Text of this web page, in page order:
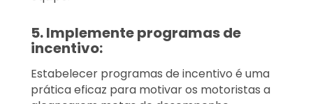
5. Implemente programas de
incentivo:
Estabelecer programas de incentivo é uma
prática eficaz para motivar os motoristas a